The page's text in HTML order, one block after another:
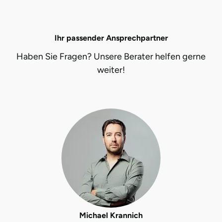
Ihr passender Ansprechpartner
Haben Sie Fragen? Unsere Berater helfen gerne
weiter!
Michael Krannich
Erlangen